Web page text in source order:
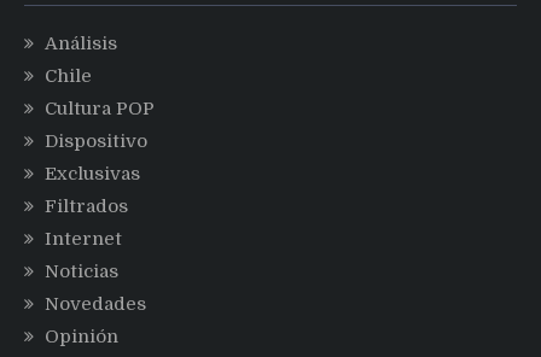
Análisis
Chile
Cultura POP
Dispositivo
Exclusivas
Filtrados
Internet
Noticias
Novedades
Opinión